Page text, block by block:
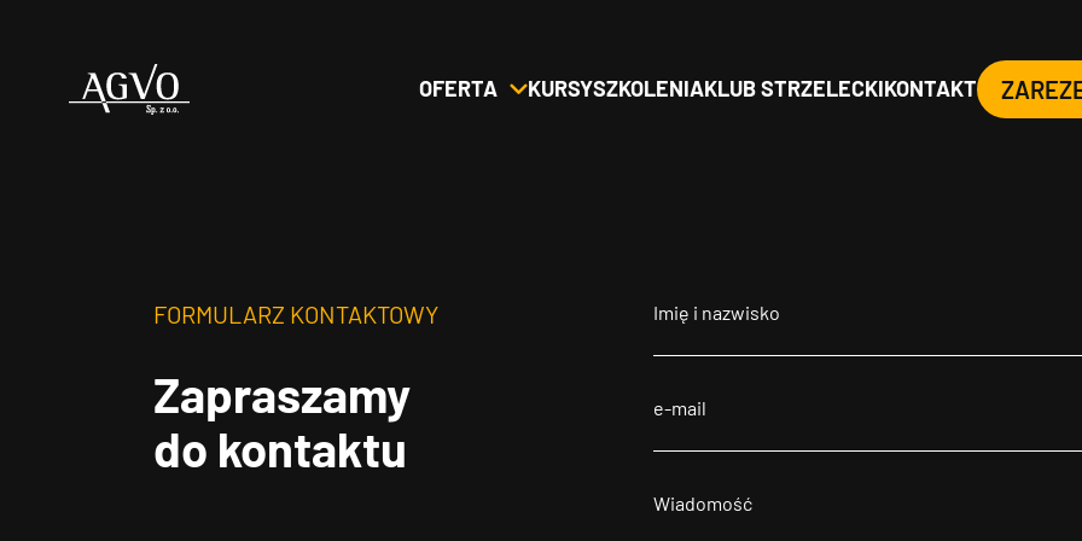
Header
OFERTA KURSYSZKOLENIAKLUB STRZELECKIKONTAKT
FORMULARZ KONTAKTOWY
Zapraszamy
do kontaktu